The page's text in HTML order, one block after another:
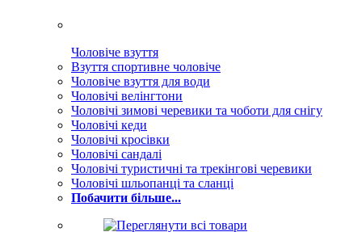
Чоловіче взуття
Взуття спортивне чоловіче
Чоловіче взуття для води
Чоловічі велінгтони
Чоловічі зимові черевики та чоботи для снігу
Чоловічі кеди
Чоловічі кросівки
Чоловічі сандалі
Чоловічі туристичні та трекінгові черевики
Чоловічі шльопанці та сланці
Побачити більше...